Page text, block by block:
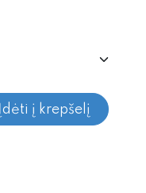
Įdėti į krepšelį